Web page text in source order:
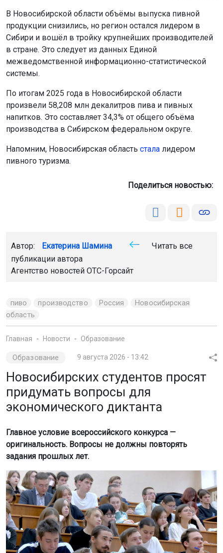
В Новосибирской области объёмы выпуска пивной
продукции снизились, но регион остался лидером в
Сибири и вошёл в тройку крупнейших производителей
в стране. Это следует из данных Единой
межведомственной информационно-статистической
системы.
По итогам 2025 года в Новосибирской области
произвели 58,208 млн декалитров пива и пивных
напитков. Это составляет 34,3% от общего объёма
производства в Сибирском федеральном округе.
Напомним, Новосибирская область стала лидером
пивного туризма.
Поделиться новостью:
Автор: Екатерина Шамина
Читать все
публикации автора
Агентство новостей ОТС-Горсайт
пиво производство Россия
Новосибирская
область
Главная Новости Образование
Образование 9 августа 2026 - 13:42
Новосибирских студентов просят
придумать вопросы для
экономического диктанта
Главное условие всероссийского конкурса —
оригинальность. Вопросы не должны повторять
задания прошлых лет.